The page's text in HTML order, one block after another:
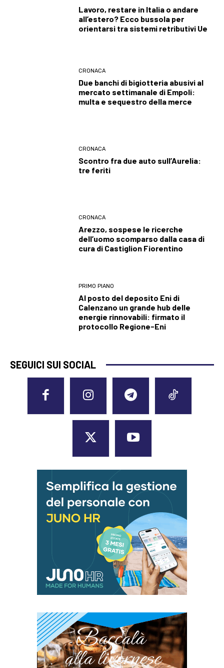
Lavoro, restare in Italia o andare
all’estero? Ecco bussola per
orientarsi tra sistemi retributivi Ue
CRONACA
Due banchi di bigiotteria abusivi al
mercato settimanale di Empoli:
multa e sequestro della merce
CRONACA
Scontro fra due auto sull’Aurelia:
tre feriti
CRONACA
Arezzo, sospese le ricerche
dell’uomo scomparso dalla casa di
cura di Castiglion Fiorentino
PRIMO PIANO
Al posto del deposito Eni di
Calenzano un grande hub delle
energie rinnovabili: firmato il
protocollo Regione-Eni
SEGUICI SUI SOCIAL